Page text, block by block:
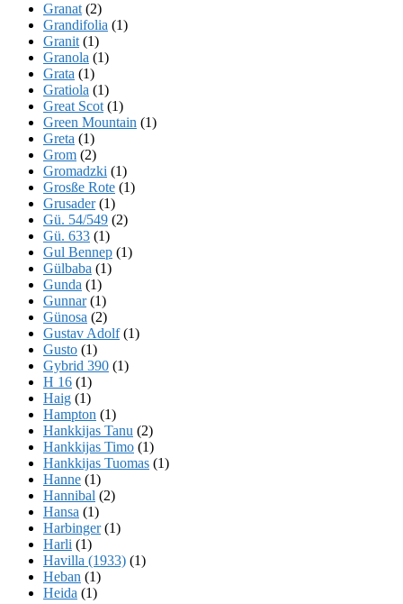
Granat (2)
Grandifolia (1)
Granit (1)
Granola (1)
Grata (1)
Gratiola (1)
Great Scot (1)
Green Mountain (1)
Greta (1)
Grom (2)
Gromadzki (1)
Grosße Rote (1)
Grusader(1)
Gü. 54/549 (2)
Gü. 633 (1)
Gul Bennep (1)
Gülbaba (1)
Gunda (1)
Gunnar(1)
Günosa (2)
Gustav Adolf(1)
Gusto (1)
Gybrid 390 (1)
H 16 (1)
Haig (1)
Hampton (1)
Hankkijas Tanu (2)
Hankkijas Timo (1)
Hankkijas Tuomas (1)
Hanne (1)
Hannibal (2)
Hansa (1)
Harbinger(1)
Harli (1)
Havilla (1933) (1)
Heban (1)
Heida (1)